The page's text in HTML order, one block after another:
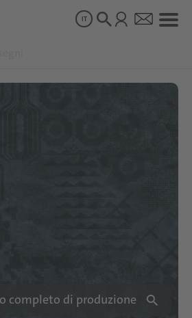
IT
completo di produzione